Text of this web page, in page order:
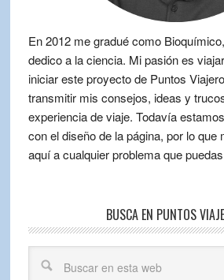
En 2012 me gradué como
dedico a la ciencia. Mi pasión es
iniciar este proyecto de Puntos
transmitir mis consejos, ideas y
experiencia de viaje. Todavía
con el diseño de la página, por lo que
aquí a cualquier problema que
BUSCA EN PUNTOS